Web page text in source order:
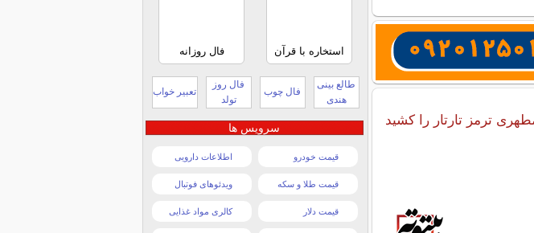
ترمز تارتار را کشید
استخاره با قرآن فال روزانه
طالع بینی
هندی
فال چوب
فال روز
تولد
تعبیر خواب
سرویس ها
قیمت خودرو اطلاعات دارویی
قیمت طلا و سکه ویدئوهای فوتبال
قیمت دلار کالری مواد غذایی